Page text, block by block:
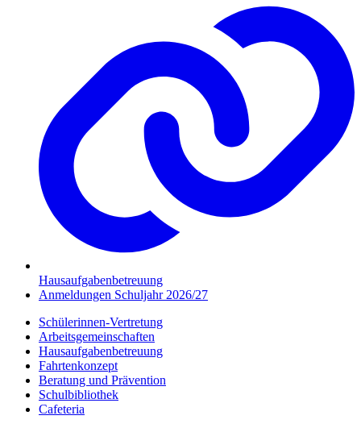
Hausaufgabenbetreuung
Anmeldungen Schuljahr 2026/27
Schülerinnen-Vertretung
Arbeitsgemeinschaften
Hausaufgabenbetreuung
Fahrtenkonzept
Beratung und Prävention
Schulbibliothek
Cafeteria